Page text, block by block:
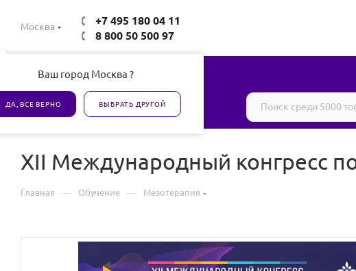
Москва
Ваш город Москва ?
ДА, ВСЕ ВЕРНО ВЫБРАТЬ ДРУГОЙ
+7 495 180 04 11
8 800 50 500 97
Все товары сертифицированы
XII Международный конгресс
Главная — Обучение — Мезотерапия